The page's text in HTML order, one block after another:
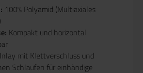
100% Polyamid (Multiaxiales
Kompakt und horizontal
Inlay mit Klettverschluss und
Schlaufen für einhändige